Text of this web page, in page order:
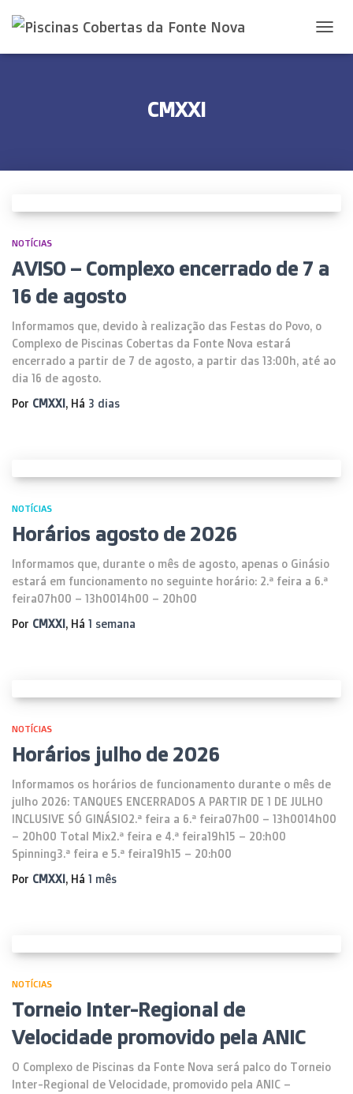
A
CMXXI
NOTÍCIAS
AVISO – Complexo encerrado de 7 a
16 de agosto
Informamos que, devido à realização das Festas do Povo, o
Complexo de Piscinas Cobertas da Fonte Nova estará
encerrado a partir de 7 de agosto, a partir das 13:00h, até ao
dia 16 de agosto.
Por CMXXI, Há 3 dias
NOTÍCIAS
Horários agosto de 2026
Informamos que, durante o mês de agosto, apenas o Ginásio
estará em funcionamento no seguinte horário: 2.ª feira a 6.ª
feira07h00 – 13h0014h00 – 20h00
Por CMXXI, Há 1 semana
NOTÍCIAS
Horários julho de 2026
Informamos os horários de funcionamento durante o mês de
julho 2026: TANQUES ENCERRADOS A PARTIR DE 1 DE JULHO
INCLUSIVE SÓ GINÁSIO2.ª feira a 6.ª feira07h00 – 13h0014h00
– 20h00 Total Mix2.ª feira e 4.ª feira19h15 – 20:h00
Spinning3.ª feira e 5.ª feira19h15 – 20:h00
Por CMXXI, Há 1 mês
NOTÍCIAS
Torneio Inter-Regional de
Velocidade promovido pela ANIC
O Complexo de Piscinas da Fonte Nova será palco do Torneio
Inter-Regional de Velocidade, promovido pela ANIC –